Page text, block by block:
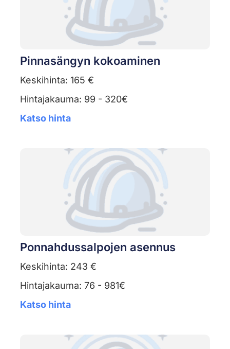
Pinnasängyn kokoaminen
Keskihinta: 165 €
Hintajakauma: 99 - 320€
Katso hinta
Ponnahdussalpojen asennus
Keskihinta: 243 €
Hintajakauma: 76 - 981€
Katso hinta